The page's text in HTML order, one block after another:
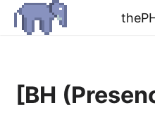
[BH